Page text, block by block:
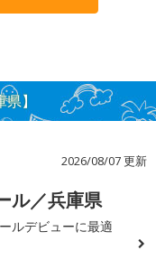
】
2026/08/07 更新
ル／兵庫県
ルデビューに最適